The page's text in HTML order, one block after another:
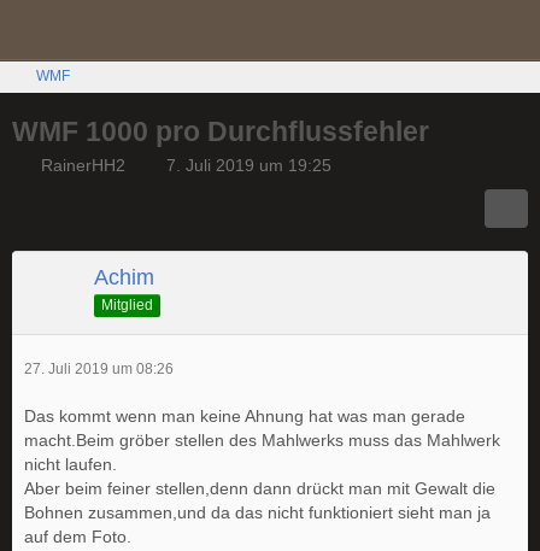
WMF
WMF 1000 pro Durchflussfehler
RainerHH2 7. Juli 2019 um 19:25
Achim
Mitglied
27. Juli 2019 um 08:26
Das kommt wenn man keine Ahnung hat was man gerade
macht.Beim gröber stellen des Mahlwerks muss das Mahlwerk
nicht laufen.
Aber beim feiner stellen,denn dann drückt man mit Gewalt die
Bohnen zusammen,und da das nicht funktioniert sieht man ja
auf dem Foto.